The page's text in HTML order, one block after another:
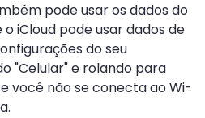
pode usar os dados do
iCloud pode usar dados de
do seu
"Celular" e rolando para
você não se conecta ao Wi-